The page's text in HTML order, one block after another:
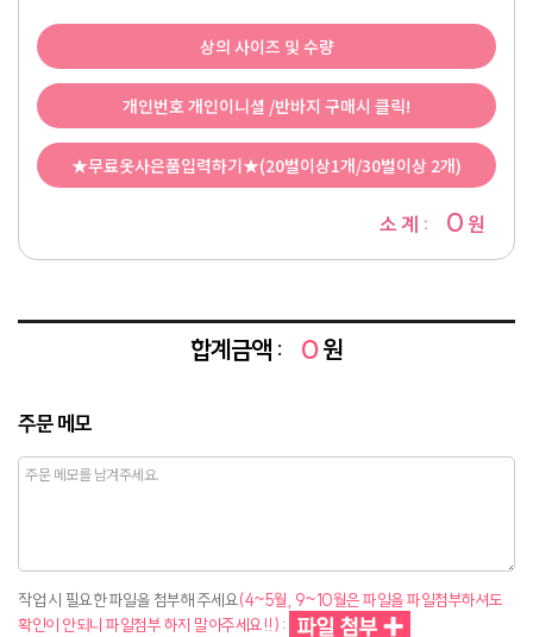
상의 사이즈 및 수량
개인번호 개인이니셜 /반바지 구매시 클릭!
★무료옷사은품입력하기★(20벌이상1개/30벌이상 2개)
소 계 : 0원
합계금액 : 0원
주문 메모
작업 시 필요한 파일을 첨부해 주세요(4~5월, 9~10월은 파일을 파일첨부하셔도
확인이 안되니 파일첨부 하지 말아주세요!!) :